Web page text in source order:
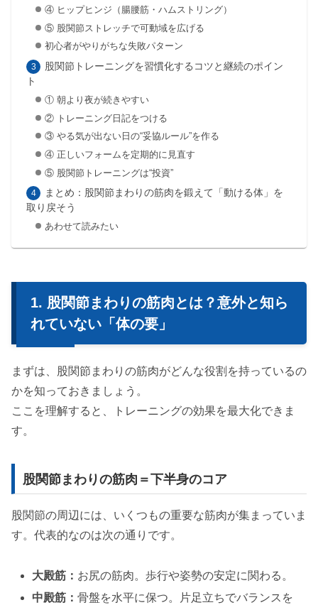
④ ヒップヒンジ（腸腰筋・ハムストリング）
⑤ 股関節ストレッチで可動域を広げる
初心者がやりがちな失敗パターン
股関節トレーニングを習慣化するコツと継続のポイン
ト
① 朝より夜が続きやすい
② トレーニング日記をつける
③ やる気が出ない日の“妥協ルール”を作る
④ 正しいフォームを定期的に見直す
⑤ 股関節トレーニングは“投資”
まとめ：股関節まわりの筋肉を鍛えて「動ける体」を
取り戻そう
あわせて読みたい
股関節まわりの筋肉とは？意外と知ら
れていない「体の要」
まずは、股関節まわりの筋肉がどんな役割を持っているの
かを知っておきましょう。
ここを理解すると、トレーニングの効果を最大化できま
す。
股関節まわりの筋肉＝下半身のコア
股関節の周辺には、いくつもの重要な筋肉が集まっていま
す。代表的なのは次の通りです。
大殿筋： お尻の筋肉。歩行や姿勢の安定に関わる。
中殿筋：骨盤を水平に保つ。片足立ちでバランスを